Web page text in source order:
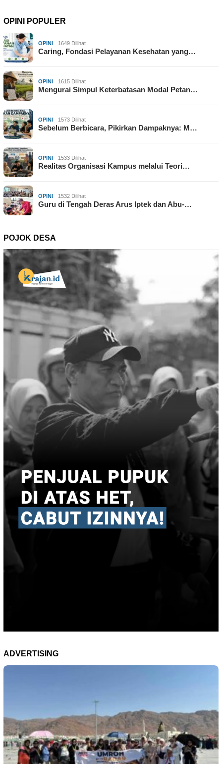
OPINI POPULER
OPINI 1649 Dilihat
Caring, Fondasi Pelayanan Kesehatan yang…
OPINI 1615 Dilihat
Mengurai Simpul Keterbatasan Modal Petan…
OPINI 1573 Dilihat
Sebelum Berbicara, Pikirkan Dampaknya: M…
OPINI 1533 Dilihat
Realitas Organisasi Kampus melalui Teori…
OPINI 1532 Dilihat
Guru di Tengah Deras Arus Iptek dan Abu-…
POJOK DESA
ADVERTISING